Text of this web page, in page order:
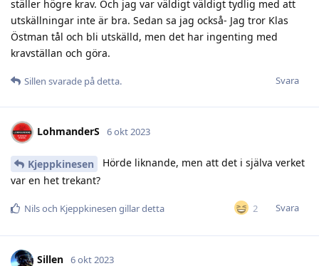
ställer högre krav. Och jag var väldigt väldigt tydlig med att
utskällningar inte är bra. Sedan sa jag också- Jag tror Klas
Östman tål och bli utskälld, men det har ingenting med
kravställan och göra.
Svara
Sillen svarade på detta.
LohmanderS 6 okt 2023
Kjeppkinesen
Hörde liknande, men att det i själva verket
var en het trekant?
2 Svara
Nilsoch Kjeppkinesen gillar detta
Sillen 6 okt 2023